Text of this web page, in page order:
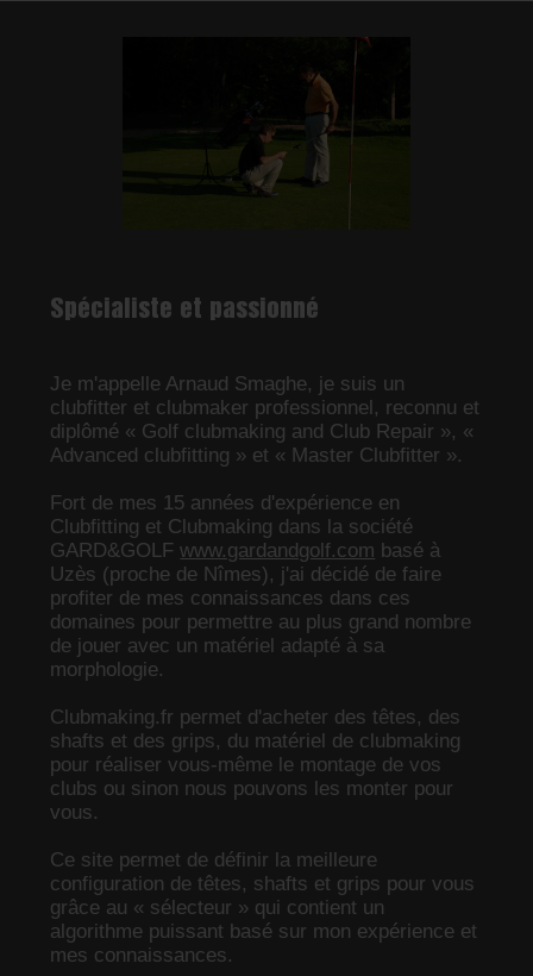
Spécialiste et passionné
Je m'appelle Arnaud Smaghe, je suis un
clubfitter et clubmaker professionnel, reconnu et
diplômé « Golf clubmaking and Club Repair », «
Advanced clubfitting » et « Master Clubfitter ».
Fort de mes 15 années d'expérience en
Clubfitting et Clubmaking dans la société
GARD&GOLFwww.gardandgolf.com basé à
Uzès (proche de Nîmes), j'ai décidé de faire
profiter de mes connaissances dans ces
domaines pour permettre au plus grand nombre
de jouer avec un matériel adapté à sa
morphologie.
Clubmaking.fr permet d'acheter des têtes, des
shafts et des grips, du matériel de clubmaking
pour réaliser vous-même le montage de vos
clubs ou sinon nous pouvons les monter pour
vous.
Ce site permet de définir la meilleure
configuration de têtes, shafts et grips pour vous
grâce au « sélecteur » qui contient un
algorithme puissant basé sur mon expérience et
mes connaissances.